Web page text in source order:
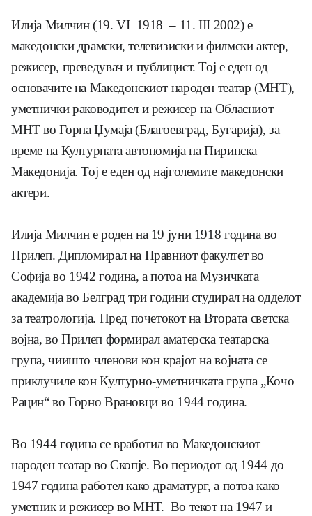
Илија Милчин (19. VI 1918 – 11. III 2002) е
македонски драмски, телевизиски и филмски актер,
режисер, преведувач и публицист. Тој е еден од
основачите на Македонскиот народен театар (МНТ),
уметнички раководител и режисер на Обласниот
МНТ во Горна Џумаја (Благоевград, Бугарија), за
време на Културната автономија на Пиринска
Македонија. Тој е еден од најголемите македонски
актери.
Илија Милчин е роден на 19 јуни 1918 година во
Прилеп. Дипломирал на Правниот факултет во
Софија во 1942 година, а потоа на Музичката
академија во Белград три години студирал на одделот
за театрологија. Пред почетокот на Втората светска
војна, во Прилеп формирал аматерска театарска
група, чиишто членови кон крајот на војната се
приклучиле кон Културно-уметничката група „Кочо
Рацин“ во Горно Врановци во 1944 година.
Во 1944 година се вработил во Македонскиот
народен театар во Скопјe. Во периодот од 1944 до
1947 година работел како драматург, а потоа како
уметник и режисер во МНТ. Во текот на 1947 и